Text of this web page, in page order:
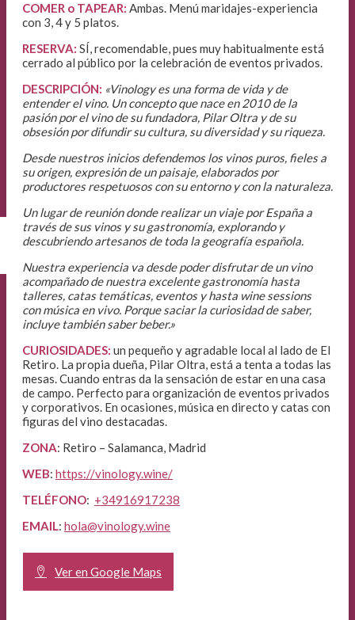
COMER o TAPEAR: Ambas. Menú maridajes-experiencia
con 3, 4 y 5 platos.
RESERVA: SÍ, recomendable, pues muy habitualmente está
cerrado al público por la celebración de eventos privados.
DESCRIPCIÓN: «Vinology es una forma de vida y de
entender el vino. Un concepto que nace en 2010 de la
pasión por el vino de su fundadora, Pilar Oltra y de su
obsesión por difundir su cultura, su diversidad y su riqueza.
Desde nuestros inicios defendemos los vinos puros, fieles a
su origen, expresión de un paisaje, elaborados por
productores respetuosos con su entorno y con la naturaleza.
Un lugar de reunión donde realizar un viaje por España a
través de sus vinos y su gastronomía, explorando y
descubriendo artesanos de toda la geografía española.
Nuestra experiencia va desde poder disfrutar de un vino
acompañado de nuestra excelente gastronomía hasta
talleres, catas temáticas, eventos y hasta wine sessions
con música en vivo. Porque saciar la curiosidad de saber,
incluye también saber beber.»
CURIOSIDADES: un pequeño y agradable local al lado de El
Retiro. La propia dueña, Pilar Oltra, está a tenta a todas las
mesas. Cuando entras da la sensación de estar en una casa
de campo. Perfecto para organización de eventos privados
y corporativos. En ocasiones, música en directo y catas con
figuras del vino destacadas.
ZONA: Retiro – Salamanca, Madrid
WEB: https://vinology.wine/
TELÉFONO: +34916917238
EMAIL: hola@vinology.wine
Ver en Google Maps